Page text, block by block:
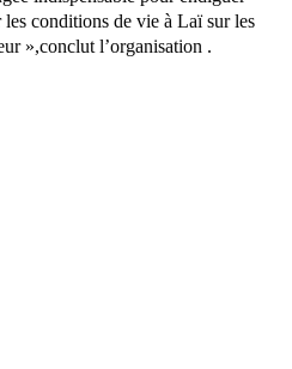
les conditions de vie à Laï sur les
»,conclut l’organisation .